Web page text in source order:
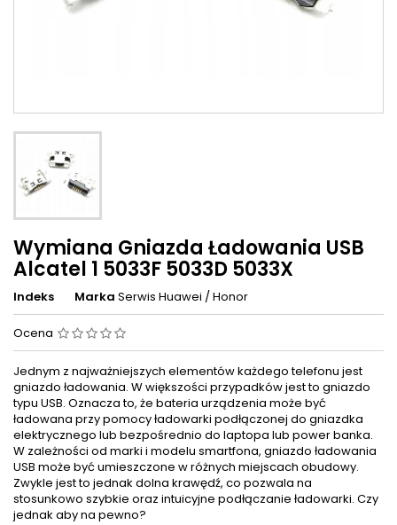
Wymiana Gniazda Ładowania USB
Alcatel 1 5033F 5033D 5033X
Indeks Marka Serwis Huawei / Honor
Ocena
Jednym z najważniejszych elementów każdego telefonu jest
gniazdo ładowania. W większości przypadków jest to gniazdo
typu USB. Oznacza to, że bateria urządzenia może być
ładowana przy pomocy ładowarki podłączonej do gniazdka
elektrycznego lub bezpośrednio do laptopa lub power banka.
W zależności od marki i modelu smartfona, gniazdo ładowania
USB może być umieszczone w różnych miejscach obudowy.
Zwykle jest to jednak dolna krawędź, co pozwala na
stosunkowo szybkie oraz intuicyjne podłączanie ładowarki. Czy
jednak aby na pewno?